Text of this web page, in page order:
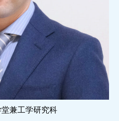
兼工学研究科